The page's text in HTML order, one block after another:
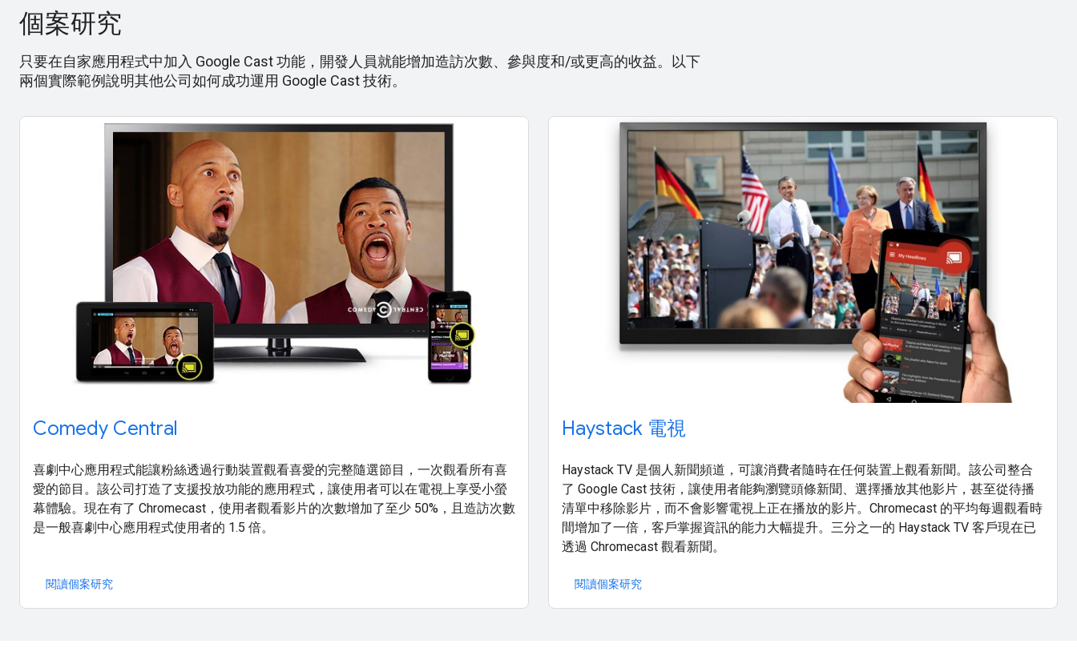
個案研究
只要在自家應用程式中加入 Google Cast 功能，開發人員就能增加造訪次數、參與度和/或更高的收益。以下
兩個實際範例說明其他公司如何成功運用 Google Cast 技術。
Comedy Central
喜劇中心應用程式能讓粉絲透過行動裝置觀看喜愛的完整隨選節目，一次觀看所有喜
愛的節目。該公司打造了支援投放功能的應用程式，讓使用者可以在電視上享受小螢
幕體驗。現在有了 Chromecast，使用者觀看影片的次數增加了至少 50%，且造訪次數
是一般喜劇中心應用程式使用者的 1.5 倍。
閱讀個案研究
Haystack 電視
Haystack TV 是個人新聞頻道，可讓消費者隨時在任何裝置上觀看新聞。該公司整合
了 Google Cast 技術，讓使用者能夠瀏覽頭條新聞、選擇播放其他影片，甚至從待播
清單中移除影片，而不會影響電視上正在播放的影片。Chromecast 的平均每週觀看時
間增加了一倍，客戶掌握資訊的能力大幅提升。三分之一的 Haystack TV 客戶現在已
透過 Chromecast 觀看新聞。
閱讀個案研究